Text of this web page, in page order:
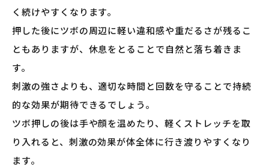
く続けやすくなります。
押した後にツボの周辺に軽い違和感や重だるさが残るこ
ともありますが、休息をとることで自然と落ち着きま
す。
刺激の強さよりも、適切な時間と回数を守ることで持続
的な効果が期待できるでしょう。
ツボ押しの後は手や顔を温めたり、軽くストレッチを取
り入れると、刺激の効果が体全体に行き渡りやすくなり
ます。